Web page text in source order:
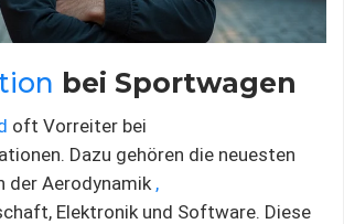
bei Sportwagen
oft Vorreiter bei
Dazu gehören die neuesten
der Aerodynamik ,
Elektronik und Software. Diese